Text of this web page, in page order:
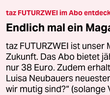
taz FUTURZWEI im Abo
Endlich mal ein
taz FUTURZWEI ist
Zukunft. Das Abo bietet
nur 38 Euro. Zudem
Luisa Neubauers
wir mutig sind?“ (solange